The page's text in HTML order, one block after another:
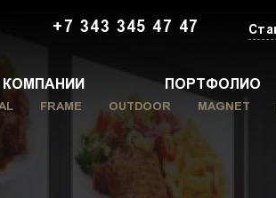
+7 343 345 47 47
КОМПАНИИ ПОРТФОЛИО
FRAME OUTDOOR MAGNET